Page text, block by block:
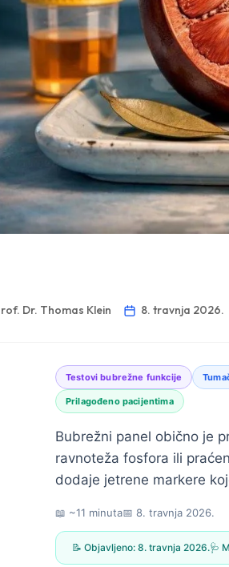
Dr. Thomas Klein 8. travnja 2026.
Testovi bubrežne funkcije
Prilagođeno pacijentima
Bubrežni panel obično je
ravnoteža fosfora ili
dodaje jetrene markere
📖 ~11 minuta📅 8. travnja 2026.
📝 Objavljeno: 8. travnja 2026.🩺